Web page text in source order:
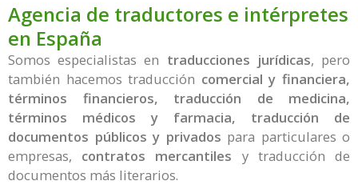
Agencia de traductores e intérpretes
en España
Somos especialistas en traducciones jurídicas, pero
también hacemos traducción comercial y financiera,
términos financieros, traducción de medicina,
términos médicos y farmacia, traducción de
documentos públicos y privados para particulares o
empresas, contratos mercantiles y traducción de
documentos más literarios.